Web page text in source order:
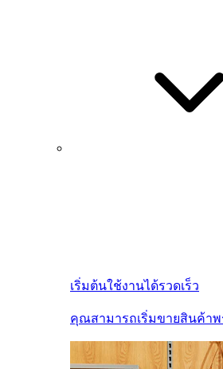
เริ่มต้นใช้งานได้รวดเร็ว
คุณสามารถเริ่มขายสินค้าพ